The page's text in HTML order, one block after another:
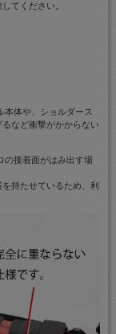
てください。
本体や、ショルダース
など衝撃がかからない
の接着面がはみ出す場
持たせているため、利